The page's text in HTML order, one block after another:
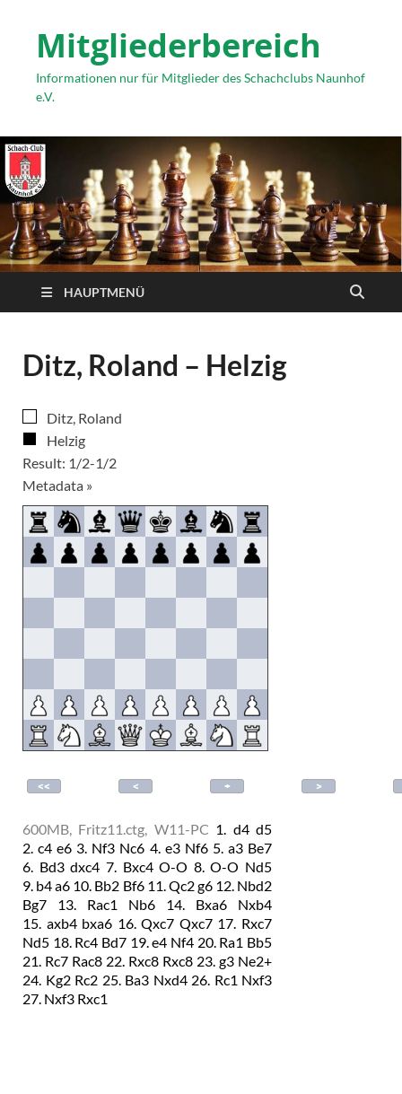
Mitgliederbereich
Informationen nur für Mitglieder des Schachclubs Naunhof
e.V.
HAUPTMENÜ
Ditz, Roland – Helzig
Ditz, Roland
Helzig
Result: 1/2-1/2
Metadata »
600MB, Fritz11.ctg, W11-PC 1. d4 d5
2.c4 e6 3. Nf3 Nc6 4. e3 Nf6 5. a3 Be7
6. Bd3 dxc4 7. Bxc4 O-O 8.O-O Nd5
9. b4a6 10. Bb2 Bf6 11.Qc2g6 12. Nbd2
Bg7
13. Rac1 Nb6 14. Bxa6
Nxb4
15. axb4 bxa6 16.Qxc7 Qxc7 17. Rxc7
Nd5 18. Rc4 Bd7 19.e4 Nf4 20. Ra1 Bb5
21. Rc7 Rac8 22. Rxc8 Rxc8 23. g3 Ne2+
24. Kg2 Rc2 25. Ba3 Nxd4 26. Rc1 Nxf3
27. Nxf3 Rxc1